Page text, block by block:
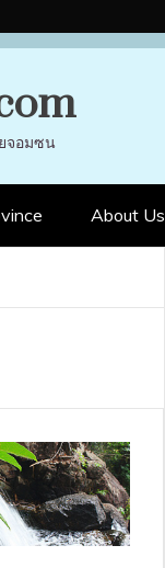
จอมซน
About Us